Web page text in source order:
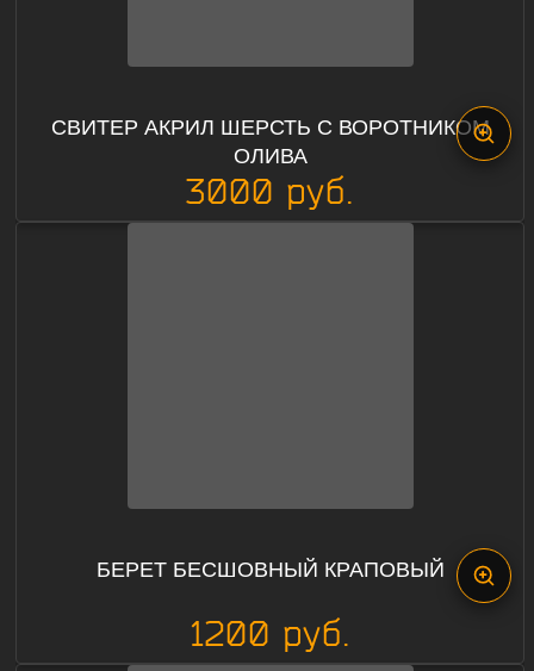
СВИТЕР АКРИЛ ШЕРСТЬ С ВОРОТНИКОМ
ОЛИВА
3000 руб.
БЕРЕТ БЕСШОВНЫЙ КРАПОВЫЙ
1200 руб.